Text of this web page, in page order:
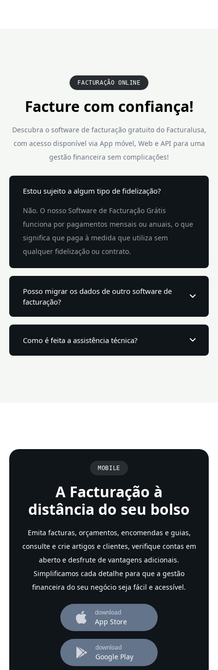
FACTURAÇÃO ONLINE
Facture com confiança!
Descubra o software de facturação gratuito do Facturalusa,
com acesso disponível via App móvel, Web e API para uma
gestão financeira sem complicações!
Estou sujeito a algum tipo de fidelização?
Não. O nosso Software de Facturação Grátis
funciona por pagamentos mensais ou anuais, o que
significa que paga à medida que utiliza sem
qualquer fidelização ou contrato.
Posso migrar os dados de outro software de
facturação?
Como é feita a assistência técnica?
MOBILE
A Facturação à
distância do seu bolso
Emita facturas, orçamentos, encomendas e guias,
consulte e crie artigos e clientes, verifique contas em
aberto e desfrute de vantagens adicionais.
Simplificamos cada detalhe para que a gestão
financeira do seu negócio seja fácil e acessível.
download
App Store
download
Google Play